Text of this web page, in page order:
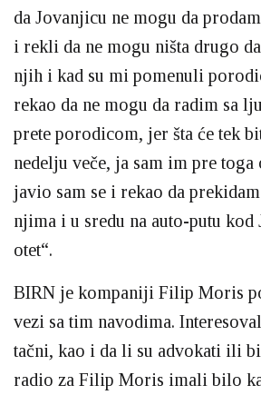
da Jovanjicu ne mogu da
i rekli da ne mogu ništa drugo
njih i kad su mi pomenuli
rekao da ne mogu da radim sa
prete porodicom, jer šta će tek
nedelju veče, ja sam im pre
javio sam se i rekao da
njima i u sredu na auto-putu kod
otet“.
BIRN je kompaniji Filip Moris
vezi sa tim navodima.
tačni, kao i da li su advokati ili
radio za Filip Moris imali bilo